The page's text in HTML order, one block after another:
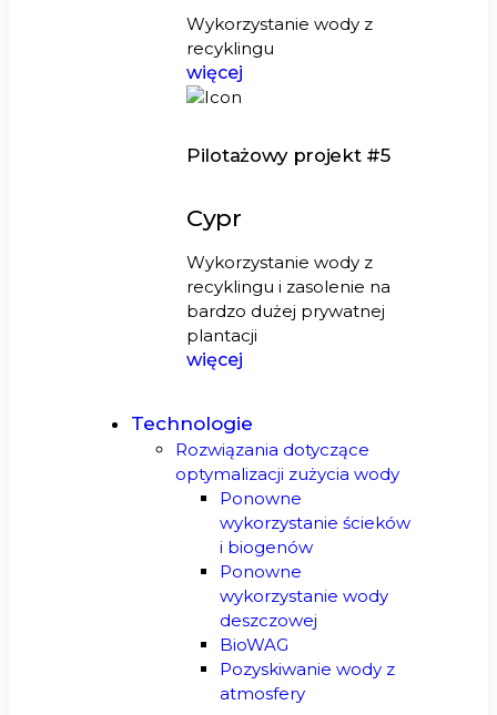
Wykorzystanie wody z
recyklingu
więcej
Pilotażowy projekt #5
Cypr
Wykorzystanie wody z
recyklingu i zasolenie na
bardzo dużej prywatnej
plantacji
więcej
Technologie
Rozwiązania dotyczące
optymalizacji zużycia wody
Ponowne
wykorzystanie ścieków
i biogenów
Ponowne
wykorzystanie wody
deszczowej
BioWAG
Pozyskiwanie wody z
atmosfery